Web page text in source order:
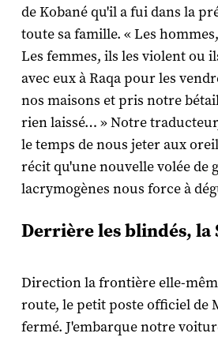
de Kobané qu'il a fui dans la
toute sa famille. « Les
Les femmes, ils les violent ou
avec eux à Raqa pour les
nos maisons et pris notre
rien laissé… » Notre
le temps de nous jeter aux
récit qu'une nouvelle volée de
lacrymogènes nous force à
Derrière les blindés, la
Direction la frontière elle-
route, le petit poste officiel de
fermé. J'embarque notre